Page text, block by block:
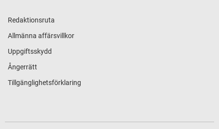
Redaktionsruta
Allmänna affärsvillkor
Uppgiftsskydd
Ångerrätt
Tillgänglighetsförklaring